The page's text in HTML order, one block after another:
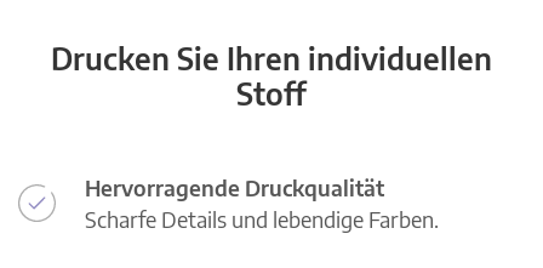
Drucken Sie Ihren individuellen
Stoff
Hervorragende Druckqualität
Scharfe Details und lebendige Farben.